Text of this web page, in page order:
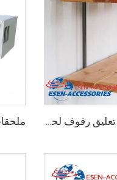
رفوف عالية الجودة لحاويات الشحن تعليق رفوف لحاويات الشحن البحرية